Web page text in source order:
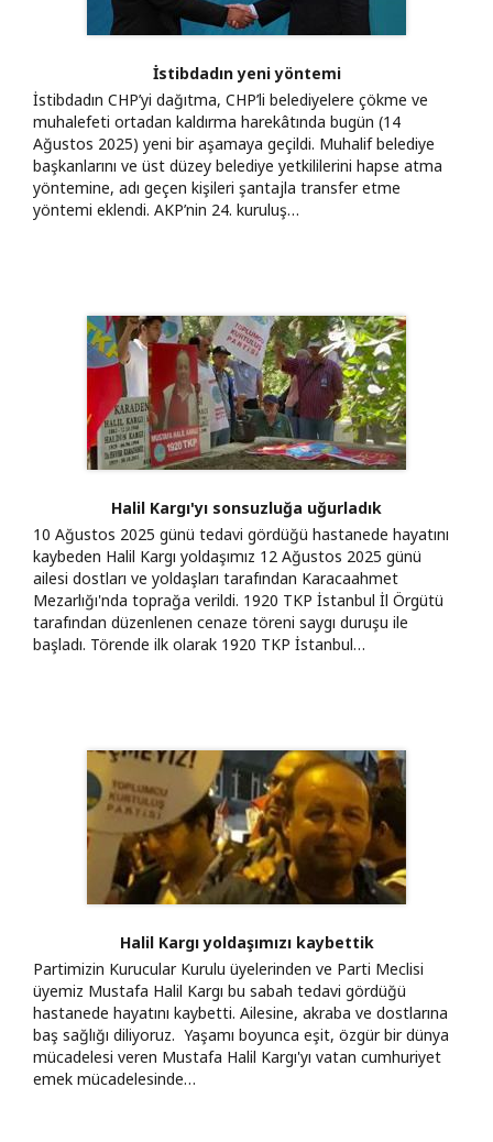
İstibdadın yeni yöntemi
İstibdadın CHP’yi dağıtma, CHP’li belediyelere çökme ve
muhalefeti ortadan kaldırma harekâtında bugün (14
Ağustos 2025) yeni bir aşamaya geçildi. Muhalif belediye
başkanlarını ve üst düzey belediye yetkililerini hapse atma
yöntemine, adı geçen kişileri şantajla transfer etme
yöntemi eklendi. AKP’nin 24. kuruluş…
Halil Kargı'yı sonsuzluğa uğurladık
10 Ağustos 2025 günü tedavi gördüğü hastanede hayatını
kaybeden Halil Kargı yoldaşımız 12 Ağustos 2025 günü
ailesi dostları ve yoldaşları tarafından Karacaahmet
Mezarlığı'nda toprağa verildi. 1920 TKP İstanbul İl Örgütü
tarafından düzenlenen cenaze töreni saygı duruşu ile
başladı. Törende ilk olarak 1920 TKP İstanbul…
Halil Kargı yoldaşımızı kaybettik
Partimizin Kurucular Kurulu üyelerinden ve Parti Meclisi
üyemiz Mustafa Halil Kargı bu sabah tedavi gördüğü
hastanede hayatını kaybetti. Ailesine, akraba ve dostlarına
baş sağlığı diliyoruz. Yaşamı boyunca eşit, özgür bir dünya
mücadelesi veren Mustafa Halil Kargı'yı vatan cumhuriyet
emek mücadelesinde…